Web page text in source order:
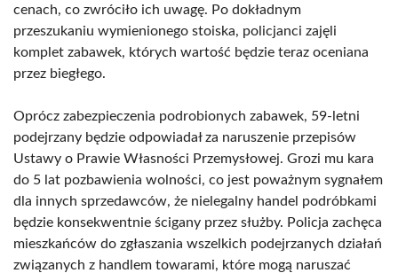
cenach, co zwróciło ich uwagę. Po dokładnym
przeszukaniu wymienionego stoiska, policjanci zajęli
komplet zabawek, których wartość będzie teraz oceniana
przez biegłego.
Oprócz zabezpieczenia podrobionych zabawek, 59-letni
podejrzany będzie odpowiadał za naruszenie przepisów
Ustawy o Prawie Własności Przemysłowej. Grozi mu kara
do 5 lat pozbawienia wolności, co jest poważnym sygnałem
dla innych sprzedawców, że nielegalny handel podróbkami
będzie konsekwentnie ścigany przez służby. Policja zachęca
mieszkańców do zgłaszania wszelkich podejrzanych działań
związanych z handlem towarami, które mogą naruszać